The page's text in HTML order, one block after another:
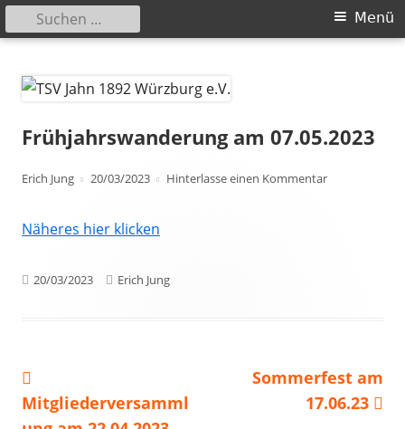
zum
Primäres
Menü
Suchen
nach:
Frühjahrswanderung am 07.05.2023
Autor
Erich Jung
Veröffentlicht
20/03/2023 Hinterlasse einen Kommentarzu
Näheres hier klicken
Veröffentlicht
20/03/2023 Autor
Erich Jung
Beitragsnavigation
Beitrag:
Mitgliederversamml
Nächster
Beitrag
Sommerfest am
17.06.23